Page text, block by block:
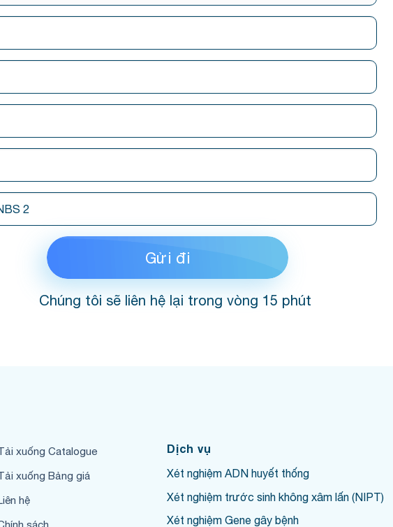
Chúng tôi sẽ liên hệ lại trong vòng 15 phút
xuống Catalogue
xuống Bảng giá
hệ
Dịch vụ
Xét nghiệm ADN huyết thống
Xét nghiệm trước sinh không xâm lấn (NIPT)
Xét nghiệm Gene gây bệnh